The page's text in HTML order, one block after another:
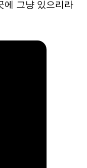
에 그냥 있으리라